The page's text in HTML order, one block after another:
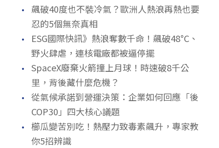
．
飆破40度也不裝冷氣？歐洲人熱浪再熱也要
忍的5個無奈真相
．
ESG國際快訊》熱浪奪數千命！飆破48°C、
野火肆虐，連核電廠都被逼停擺
． SpaceX廢棄火箭撞上月球！時速破8千公
里，背後藏什麼危機？
． 從氣候承諾到營運決策：企業如何回應「後
COP30」四大核心議題
． 櫛瓜變苦別吃！熱壓力致毒素飆升，專家教
你5招辨識